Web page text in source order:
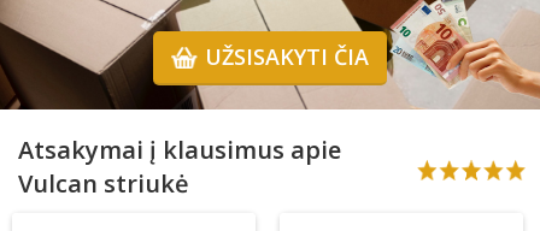
UŽSISAKYTI ČIA
Atsakymai į klausimus apie
Vulcan striukė